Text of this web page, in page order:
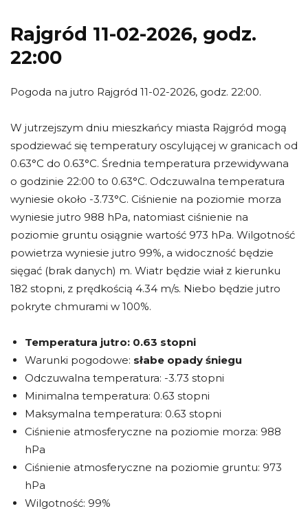
Rajgród 11-02-2026, godz.
22:00
Pogoda na jutro Rajgród 11-02-2026, godz. 22:00.
W jutrzejszym dniu mieszkańcy miasta Rajgród mogą
spodziewać się temperatury oscylującej w granicach od
0.63°C do 0.63°C. Średnia temperatura przewidywana
o godzinie 22:00 to 0.63°C. Odczuwalna temperatura
wyniesie około -3.73°C. Ciśnienie na poziomie morza
wyniesie jutro 988 hPa, natomiast ciśnienie na
poziomie gruntu osiągnie wartość 973 hPa. Wilgotność
powietrza wyniesie jutro 99%, a widoczność będzie
sięgać (brak danych) m. Wiatr będzie wiał z kierunku
182 stopni, z prędkością 4.34 m/s. Niebo będzie jutro
pokryte chmurami w 100%.
Temperatura jutro: 0.63 stopni
Warunki pogodowe: słabe opady śniegu
Odczuwalna temperatura: -3.73 stopni
Minimalna temperatura: 0.63 stopni
Maksymalna temperatura: 0.63 stopni
Ciśnienie atmosferyczne na poziomie morza: 988
hPa
Ciśnienie atmosferyczne na poziomie gruntu: 973
hPa
Wilgotność: 99%